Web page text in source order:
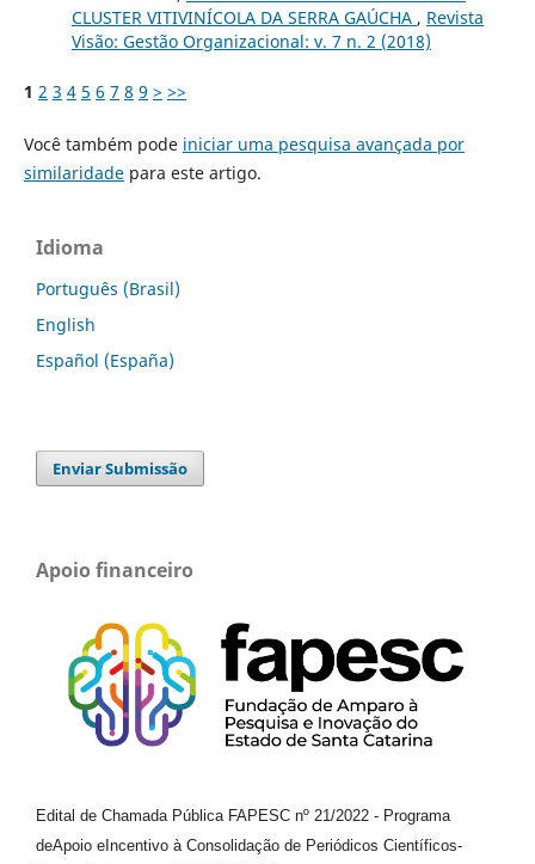
CLUSTER VITIVINÍCOLA DA SERRA GAÚCHA , Revista
Visão: Gestão Organizacional: v. 7 n. 2 (2018)
1 2 3 4 5 6 7 8 9 > >>
Você também pode iniciar uma pesquisa avançada por
similaridadepara este artigo.
Idioma
Português (Brasil)
English
Español (España)
Enviar Submissão
Apoio financeiro
Edital de Chamada Pública FAPESC nº 21/2022 - Programa
deApoio e Incentivo à Consolidação de Periódicos Científicos-